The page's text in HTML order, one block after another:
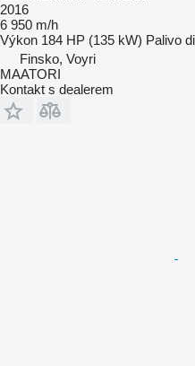
2016
6 950 m/h
Výkon 184 HP (135 kW) Palivo
Finsko, Voyri
MAATORI
Kontakt s dealerem